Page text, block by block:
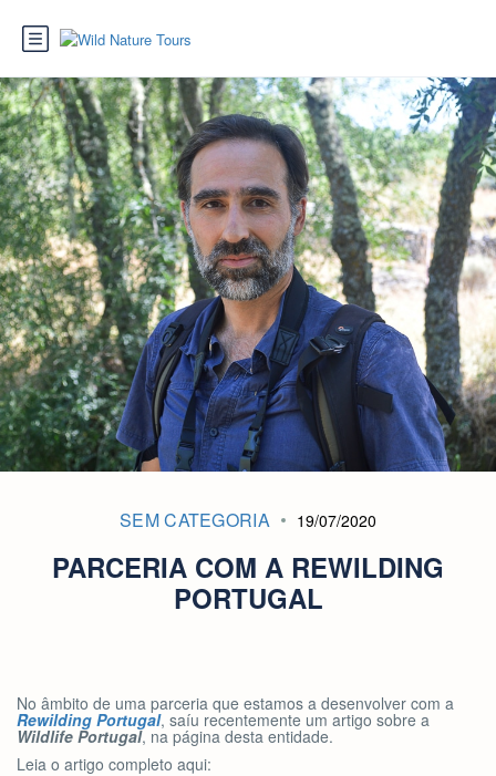
SEM CATEGORIA 19/07/2020
PARCERIA COM A REWILDING
PORTUGAL
No âmbito de uma parceria que estamos a desenvolver com a
Rewilding Portugal, saíu recentemente um artigo sobre a
Wildlife Portugal, na página desta entidade.
Leia o artigo completo aqui: